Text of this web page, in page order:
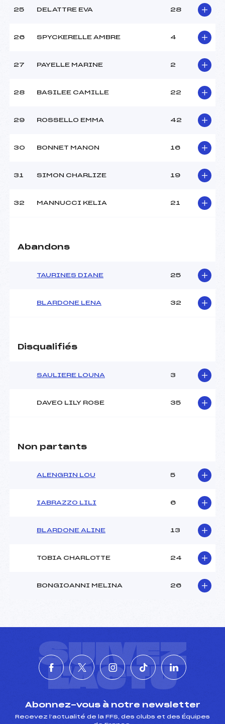
25 DELATTRE EVA 28
26 SPYCKERELLE AMBRE 4
27 PAYELLE MARINE 2
28 BASILEE CAMILLE 22
29 ROSSELLO EMMA 42
30 BONNET MANON 16
31 SIMON CHARLIZE 19
32 MANNUCCI KELIA 21
Abandons
TAURINES DIANE 25
BLARDONE LENA 32
Disqualifiés
SAULIERE LOUNA 3
DAVEO LILY ROSE 35
Non partants
ALENGRIN LOU 5
IABRAZZO LILI 6
BLARDONE ALINE 13
TOBIA CHARLOTTE 24
BONGIOANNI MELINA 26
SUIVEZ
L'ACTU
Abonnez-vous à notre newsletter
Recevez l’actualité de la FFS, des clubs et des Équipes